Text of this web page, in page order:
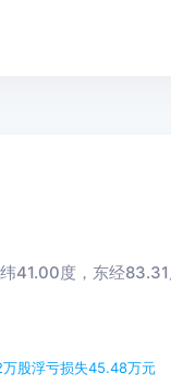
41.00度，东经
股浮亏损失45.48万元